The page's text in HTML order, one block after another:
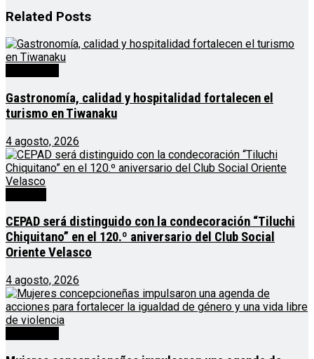
Related Posts
Gastronomía, calidad y hospitalidad fortalecen el
turismo en Tiwanaku
4 agosto, 2026
CEPAD será distinguido con la condecoración “Tiluchi
Chiquitano” en el 120.º aniversario del Club Social
Oriente Velasco
4 agosto, 2026